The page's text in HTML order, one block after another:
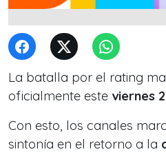
La batalla por el rating
oficialmente este viernes
Con esto, los canales
sintonía en el retorno a la